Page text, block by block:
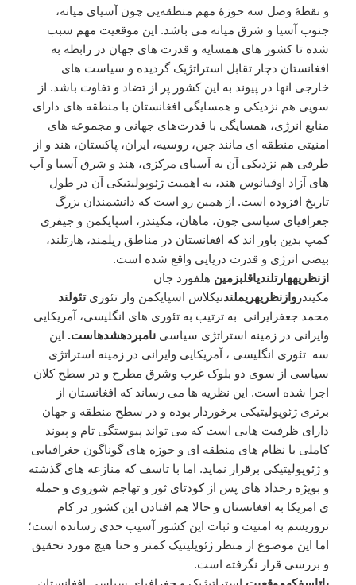
و نقطۀ وصل سه حوزۀ مهم منطقه‌‌یی چون آسیای میانه،
جنوب آسیا و شرق میانه می باشد. این موقعیت مهم سبب
شده تا کشور های همسایه و قدرت های جهان در رابطه به
افغانستان دچار تقابل استراتژیک گردیده و سیاست های
خارجی انها در پیوند به این کشور پر از تضاد و تفاوت باشد. از
سویی هم نزدیکی و همسایگی افغانستان با منطقه های دارای
منابع انرژی، همسايگی با قدرت‌های جهانی و مجموعه های
امنیتی منطقه‌ ای مانند چین، روسیه، ايران، پاکستان، هند و از
طرفی هم نزدیکی آن به آسیای مرکزی، هند و شرق آسیا و آب
های آزاد اوقيانوس هند، به اهميت ژئوپولیتیکی آن در طول
تاريخ افزوده است. از همین رو است که دانشمندان بزرگ
جغرافیای سیاسی چون، ماهان، مکیندر، اسپایکمن و جیفری
کمپ بدین باور اند که افغانستان در مناطق ریلمند، هارتلند،
بیضی انرژی و قدرت دریایی واقع شده است.
ازنظریههارتلندیاقلبزمین هلفورد جان
مکیندروازنظریهریملندنیکلاس اسپایکمن واز تئوریتئولند
محمد جعفرايرانى به ترتیب به تئورى های انگليسى، آمريكايى
وایرانی در زمينه استراتژى سياسىنامبردهشدهاست. این
سه تئورى انگليسى ، آمريكايى وایرانی در زمينه استراتژى
سياسى از سوی دو بلوک غرب وشرق مطرح و در سطح کلان
اجرا شده است. این نظریه ها می رساند که افغانستان از
برتری ژئوپولیتیکی برخوردار بوده و در سطح منطقه و جهان
دارای ظرفیت هایی است كه می تواند پيوستگی تام و پيوند
کاملی با نظام های منطقه ای و حوزه های گوناگون جغرافيایی
و ژئوپوليتيکی برقرار نمايد. اما با تاسف که منازعه های گذشته
و بویژه رخداد های پس از کودتای ثور و تهاجم شوروی و حمله
ی امریکا به افغانستان و حالا هم افتادن این کشور در کام
تروریسم به امنیت و ثبات این کشور آسیب حدی رسانده است؛
اما این موضوع از منظر ژئوپلیتیک کمتر و حتا هیچ مورد تحقیق
و بررسی قرار نگرفته است.